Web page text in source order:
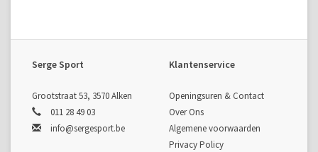
Serge Sport
Grootstraat 53, 3570 Alken
011 28 49 03
info@sergesport.be
Klantenservice
Openingsuren & Contact
Over Ons
Algemene voorwaarden
Privacy Policy